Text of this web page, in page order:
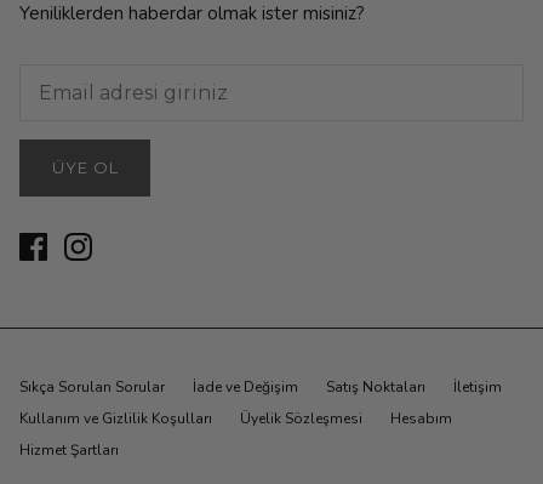
Yeniliklerden haberdar olmak ister misiniz?
ÜYE OL
Sıkça Sorulan Sorular İade ve Değişim Satış Noktaları
İletişim
Kullanım ve Gizlilik Koşulları
Üyelik Sözleşmesi
Hesabım
Hizmet Şartları